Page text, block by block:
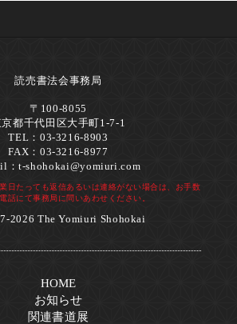
読売書法会事務局
〒100-8055
京都千代田区大手町1-7-1
TEL：03-3216-8903
FAX：03-3216-8977
：t-shohokai@yomiuri.com
日たっても返信あるいは連絡がない場合は、お手数
話にて事務局に問いあわせください。
2026 The Yomiuri Shohokai
HOME
お知らせ
関連書道展